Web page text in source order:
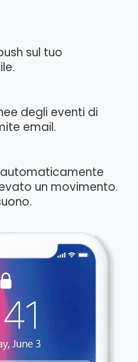
sul tuo
degli eventi di
email.
automaticamente
un movimento.